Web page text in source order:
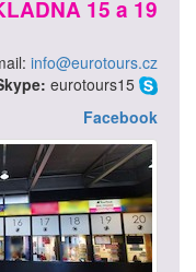
15 a 19
info@eurotours.cz
eurotours15
Facebook